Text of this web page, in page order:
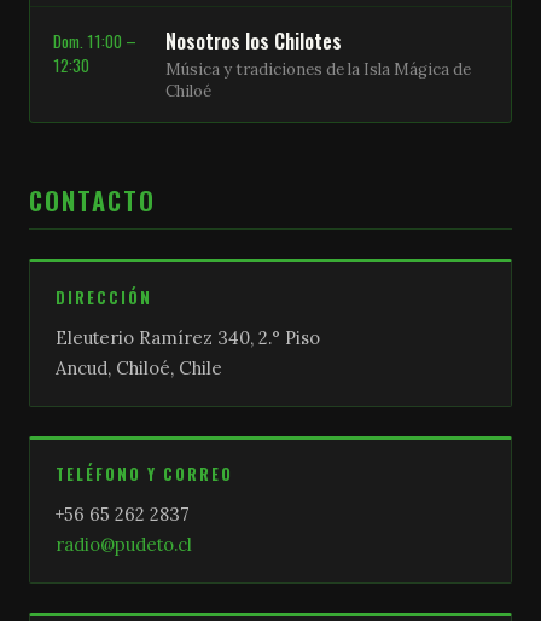
Dom. 11:00 –
12:30
Nosotros los Chilotes
Música y tradiciones de la Isla Mágica de
Chiloé
CONTACTO
DIRECCIÓN
Eleuterio Ramírez 340, 2.° Piso
Ancud, Chiloé, Chile
TELÉFONO Y CORREO
+56 65 262 2837
radio@pudeto.cl